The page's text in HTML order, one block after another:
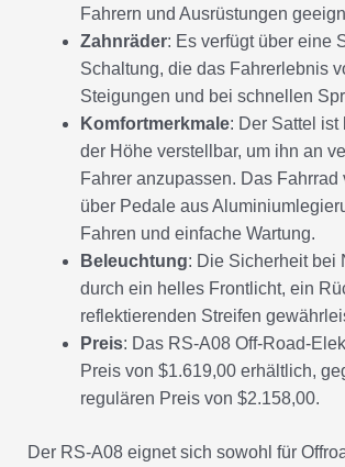
Fahrern und Ausrüstungen
Zahnräder: Es verfügt über eine
Schaltung, die das Fahrerlebnis
Steigungen und bei schnellen
Komfortmerkmale: Der Sattel ist
der Höhe verstellbar, um ihn an
Fahrer anzupassen. Das
über Pedale aus
Fahren und einfache Wartung.
Beleuchtung: Die Sicherheit bei
durch ein helles Frontlicht, ein
reflektierenden Streifen
Preis: Das RS-A08 Off-Road-
Preis von $1.619,00 erhältlich,
regulären Preis von $2.158,00.
Der RS-A08 eignet sich sowohl für